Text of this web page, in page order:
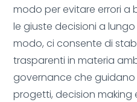
modo per evitare errori a
le giuste decisioni a
modo, ci consente di
trasparenti in materia
governance che guidano
progetti, decision making